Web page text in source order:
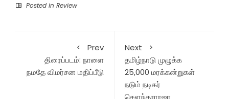
Posted in Review
Prev
திரைப்படம்: நாளை
நமதே விமர்சன மதிப்பீடு
Next
தமிழ்நாடு முழுக்க
25,000 மரக்கன்றுகள்
நடும் நடிகர்
சௌந்தரராஜா